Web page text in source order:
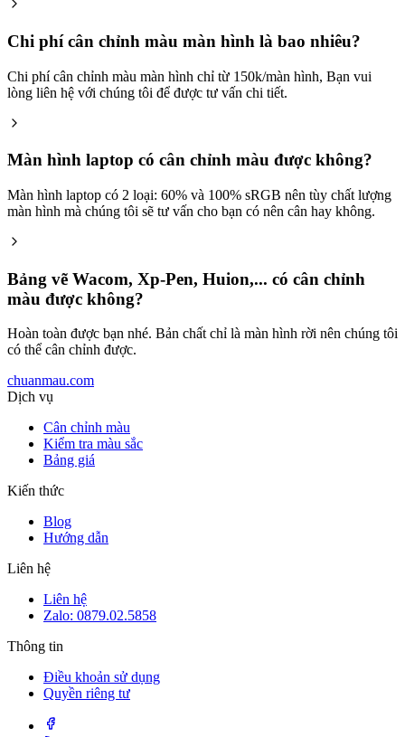
Chi phí cân chỉnh màu màn hình là bao nhiêu?
Chi phí cân chỉnh màu màn hình chỉ từ 150k/màn hình, Bạn vui
lòng liên hệ với chúng tôi để được tư vấn chi tiết.
Màn hình laptop có cân chỉnh màu được không?
Màn hình laptop có 2 loại: 60% và 100% sRGB nên tùy chất lượng
màn hình mà chúng tôi sẽ tư vấn cho bạn có nên cân hay không.
Bảng vẽ Wacom, Xp-Pen, Huion,... có cân chỉnh
màu được không?
Hoàn toàn được bạn nhé. Bản chất chỉ là màn hình rời nên chúng tôi
có thể cân chỉnh được.
chuanmau.com
Dịch vụ
Cân chỉnh màu
Kiểm tra màu sắc
Bảng giá
Kiến thức
Blog
Hướng dẫn
Liên hệ
Liên hệ
Zalo: 0879.02.5858
Thông tin
Điều khoản sử dụng
Quyền riêng tư